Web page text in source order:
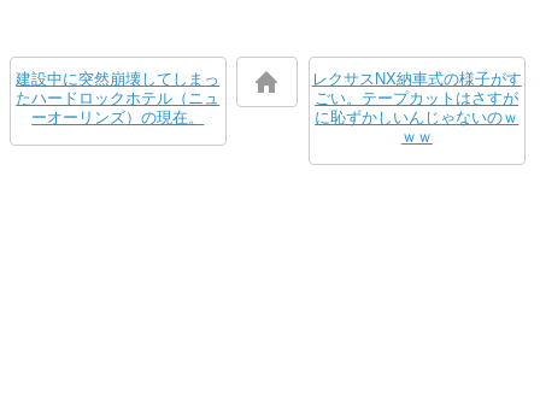
建設中に突然崩壊してしまっ
たハードロックホテル（ニュ
ーオーリンズ）の現在。
レクサスNX納車式の様子がす
ごい。テープカットはさすが
に恥ずかしいんじゃないのｗ
ｗｗ